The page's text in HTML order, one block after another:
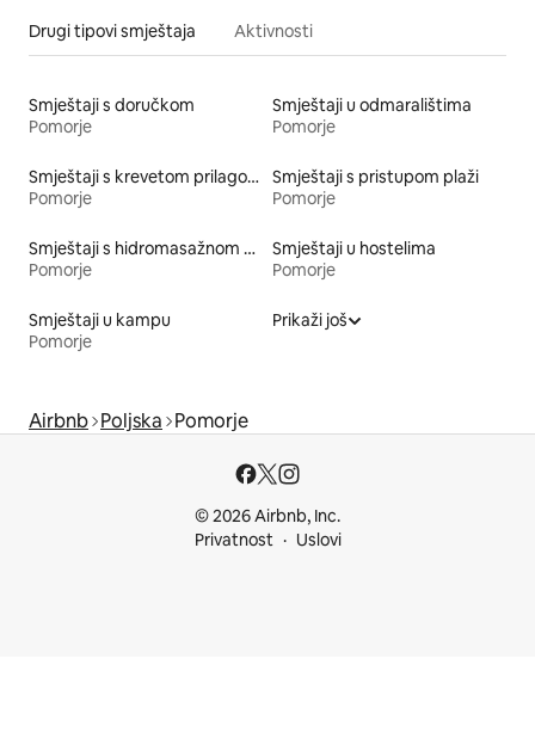
Drugi tipovi smještaja Aktivnosti
Smještaji s doručkom
Pomorje
Smještaji u odmaralištima
Pomorje
Smještaji s krevetom prilagođene visine
Pomorje
Smještaji s pristupom plaži
Pomorje
Smještaji s hidromasažnom kadom
Pomorje
Smještaji u hostelima
Pomorje
Smještaji u kampu
Pomorje
Prikaži još
Airbnb Poljska Pomorje
© 2026 Airbnb, Inc.
Privatnost
Uslovi